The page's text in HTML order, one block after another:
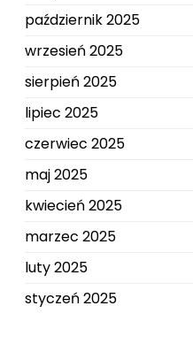
październik 2025
wrzesień 2025
sierpień 2025
lipiec 2025
czerwiec 2025
maj 2025
kwiecień 2025
marzec 2025
luty 2025
styczeń 2025